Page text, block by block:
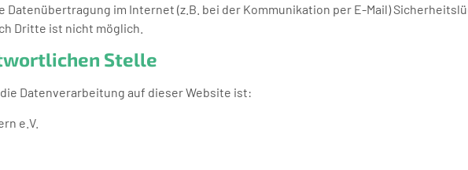
Datenübertragung im Internet (z.B. bei der Kommunikation per E-Mail)
Dritte ist nicht möglich.
Stelle
Datenverarbeitung auf dieser Website ist:
e.V.